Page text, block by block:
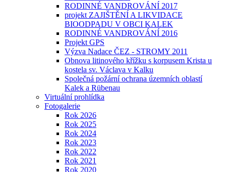
RODINNÉ VANDROVÁNÍ 2017
projekt ZAJIŠTĚNÍ A LIKVIDACE
BIOODPADU V OBCI KALEK
RODINNÉ VANDROVÁNÍ 2016
Projekt GPS
Výzva Nadace ČEZ - STROMY 2011
Obnova litinového křížku s korpusem Krista u
kostela sv. Václava v Kalku
Společná požární ochrana územních oblastí
Kalek a Rübenau
Virtuální prohlídka
Fotogalerie
Rok 2026
Rok 2025
Rok 2024
Rok 2023
Rok 2022
Rok 2021
Rok 2020